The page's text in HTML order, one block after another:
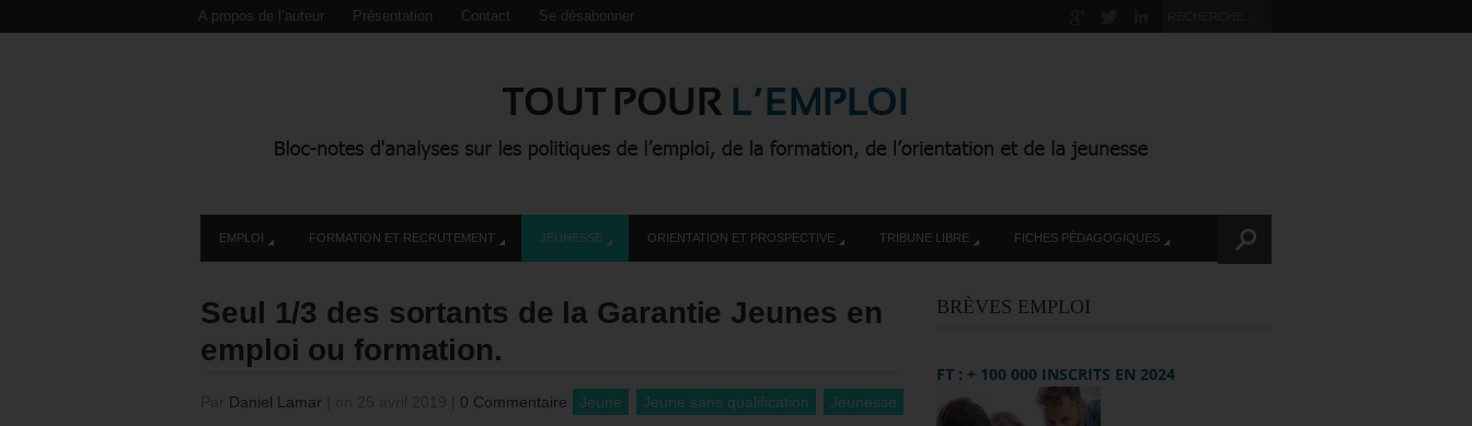
A propos de l’auteur Présentation Contact Se désabonner
EMPLOI FORMATION ET RECRUTEMENT JEUNESSE ORIENTATION ET PROSPECTIVE TRIBUNE LIBRE FICHES PÉDAGOGIQUES
Seul 1/3 des sortants de la Garantie Jeunes en
emploi ou formation.
Daniel Lamar 0 Commentaire Jeune Jeune sans qualification Jeunesse
BRÈVES EMPLOI
FT : + 100 000 INSCRITS EN 2024